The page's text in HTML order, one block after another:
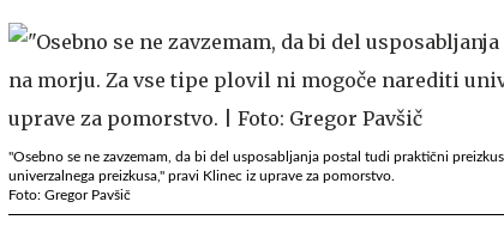
"Osebno se ne zavzemam, da bi del usposabljanja postal tudi praktični
univerzalnega preizkusa," pravi Klinec iz uprave za pomorstvo.
Foto: Gregor Pavšič